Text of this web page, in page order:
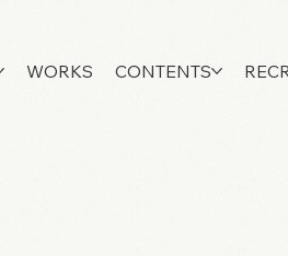
WORKS CONTENTS